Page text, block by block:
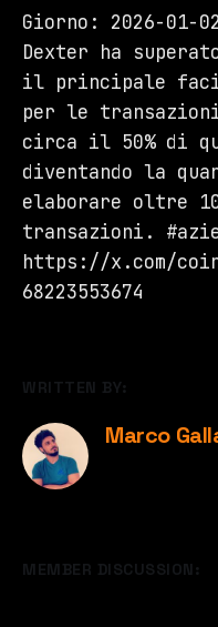
Giorno: 2026-01-
Dexter ha
il principale
per le
circa il 50% di
diventando la
elaborare oltre
transazioni.
https://x.com/
68223553674
WRITTEN BY:
Marco
MEMBER DISCUSSION: